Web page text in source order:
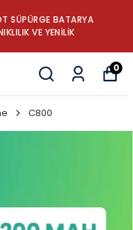
BATARYA
VE YENİLİK
0
C800